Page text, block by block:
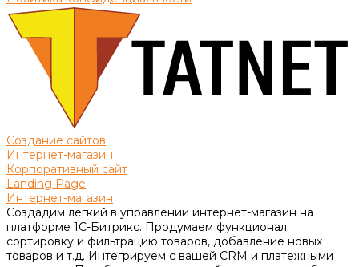
Создание сайтов
Интернет-магазин
Корпоративный сайт
Landing Page
Интернет-магазин
Создадим легкий в управлении интернет-магазин на
платформе 1С-Битрикс. Продумаем функционал:
сортировку и фильтрацию товаров, добавление новых
товаров и т.д. Интегрируем с вашей CRM и платежными